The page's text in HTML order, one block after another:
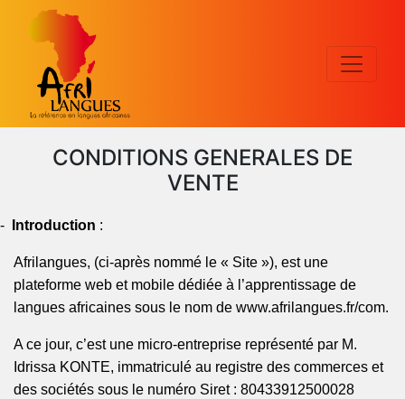
CONDITIONS GENERALES DE
VENTE
Introduction :
Afrilangues, (ci-après nommé le « Site »), est une
plateforme web et mobile dédiée à l’apprentissage de
langues africaines sous le nom de www.afrilangues.fr/com.
A ce jour, c’est une micro-entreprise représenté par M.
Idrissa KONTE, immatriculé au registre des commerces et
des sociétés sous le numéro Siret : 80433912500028